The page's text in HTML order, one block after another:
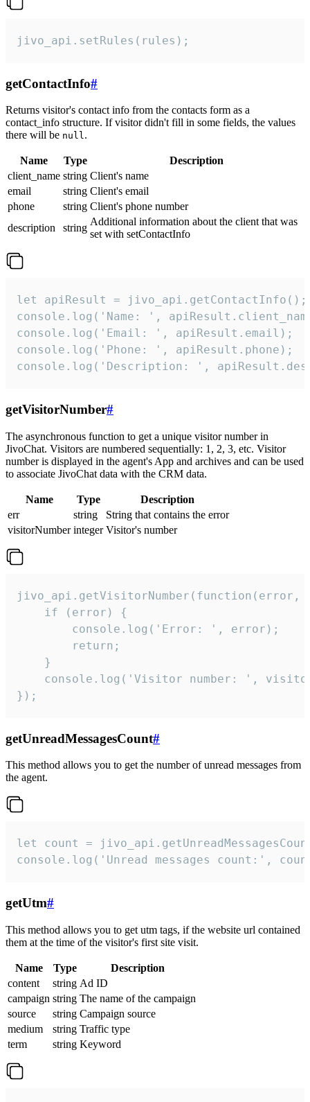
jivo_api.setRules(rules);
getContactInfo#
Returns visitor's contact info from the contacts form as a
contact_info structure. If visitor didn't fill in some fields, the values
there will be null.
Name Type
Description
client_name string Client's name
email
string Client's email
phone
string Client's phone number
description
string
Additional information about the client that was
set with setContactInfo
let apiResult = jivo_api.getContactInfo();
console.log('Name: ',
console.log('Email: ', apiResult.email);
console.log('Phone: ', apiResult.phone);
console.log('Description: ',
getVisitorNumber#
The asynchronous function to get a unique visitor number in
JivoChat. Visitors are numbered sequentially: 1, 2, 3, etc. Visitor
number is displayed in the agent's App and archives and can be used
to associate JivoChat data with the CRM data.
Name Type
Description
err
string
String that contains the error
visitorNumber integer Visitor's number
jivo_api.getVisitorNumber(function(error,
    if (error) {
        console.log('Error: ', error);
        return;
    }
console.log('Visitor number: ',
});
getUnreadMessagesCount#
This method allows you to get the number of unread messages from
the agent.
let count =
console.log('Unread messages count:',
getUtm#
This method allows you to get utm tags, if the website url contained
them at the time of the visitor's first site visit.
Name Type
Description
content
string Ad ID
campaign string The name of the campaign
source
string Campaign source
medium
string Traffic type
term
string Keyword